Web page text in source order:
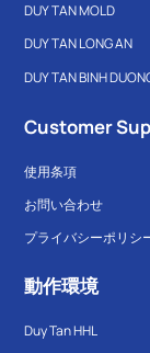
DUY TAN MOLD
DUY TAN LONG AN
DUY TAN BINH
Customer
使用条項
お問い合わせ
プライバシーポリシ
動作環境
Duy Tan HHL